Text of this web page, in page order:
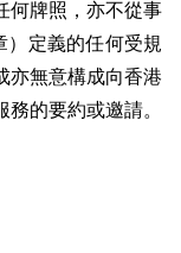
何牌照，亦不從事
）定義的任何受規
亦無意構成向香港
的要約或邀請。